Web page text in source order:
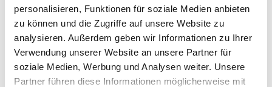
personalisieren, Funktionen für soziale Medien anbieten
zu können und die Zugriffe auf unsere Website zu
analysieren. Außerdem geben wir Informationen zu Ihrer
Verwendung unserer Website an unsere Partner für
soziale Medien, Werbung und Analysen weiter. Unsere
Partner führen diese Informationen möglicherweise mit